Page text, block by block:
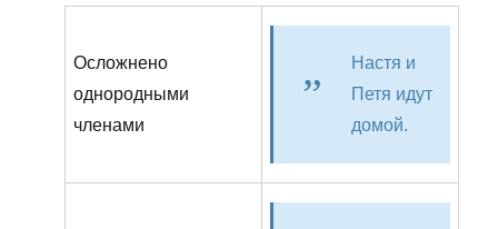
Осложнено
однородными
членами
Настя и
Петя идут
домой.